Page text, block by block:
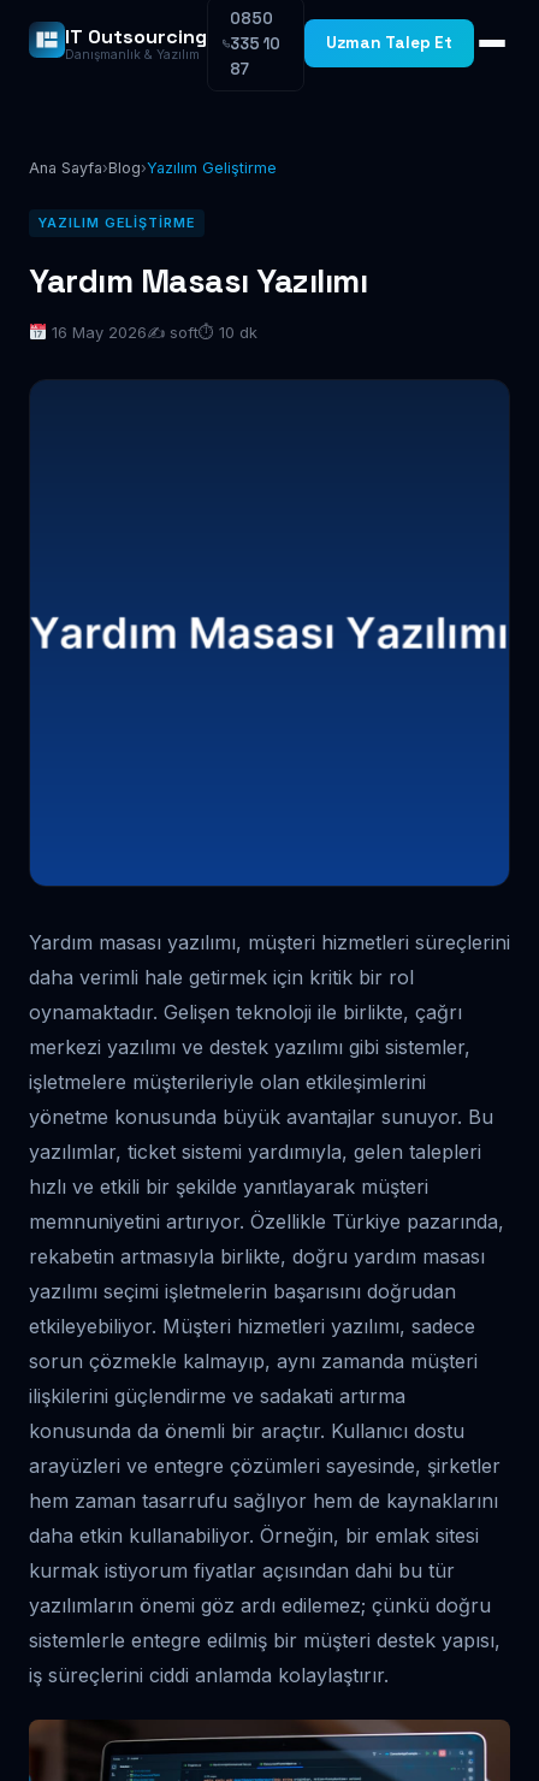
IT Outsourcing
Danışmanlık & Yazılım
0850
335 10
87
Uzman Talep Et
Ana Sayfa›Blog›Yazılım Geliştirme
YAZILIM GELIŞTIRME
Yardım Masası Yazılımı
16 May 2026✍️ soft⏱ 10 dk
Yardım masası yazılımı, müşteri hizmetleri süreçlerini
daha verimli hale getirmek için kritik bir rol
oynamaktadır. Gelişen teknoloji ile birlikte, çağrı
merkezi yazılımı ve destek yazılımı gibi sistemler,
işletmelere müşterileriyle olan etkileşimlerini
yönetme konusunda büyük avantajlar sunuyor. Bu
yazılımlar, ticket sistemi yardımıyla, gelen talepleri
hızlı ve etkili bir şekilde yanıtlayarak müşteri
memnuniyetini artırıyor. Özellikle Türkiye pazarında,
rekabetin artmasıyla birlikte, doğru yardım masası
yazılımı seçimi işletmelerin başarısını doğrudan
etkileyebiliyor. Müşteri hizmetleri yazılımı, sadece
sorun çözmekle kalmayıp, aynı zamanda müşteri
ilişkilerini güçlendirme ve sadakati artırma
konusunda da önemli bir araçtır. Kullanıcı dostu
arayüzleri ve entegre çözümleri sayesinde, şirketler
hem zaman tasarrufu sağlıyor hem de kaynaklarını
daha etkin kullanabiliyor. Örneğin, bir emlak sitesi
kurmak istiyorum fiyatlar açısından dahi bu tür
yazılımların önemi göz ardı edilemez; çünkü doğru
sistemlerle entegre edilmiş bir müşteri destek yapısı,
iş süreçlerini ciddi anlamda kolaylaştırır.